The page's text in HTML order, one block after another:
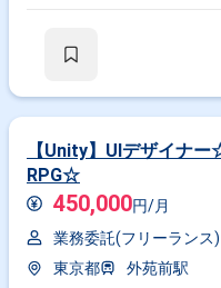
---------- 直近の参画案件の経験
【Unity】UIデザイナ
RPG☆
450,000円/月
業務委託(フリーランス)
東京都
外苑前駅